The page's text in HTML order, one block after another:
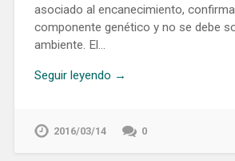
asociado al encanecimiento,
componente genético y no se debe
ambiente. El…
Seguir leyendo →
2016/03/14 0